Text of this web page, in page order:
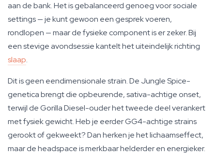
aan de bank. Het is gebalanceerd genoeg voor sociale
settings — je kunt gewoon een gesprek voeren,
rondlopen — maar de fysieke component is er zeker. Bij
een stevige avondsessie kantelt het uiteindelijk richting
slaap.
Dit is geen eendimensionale strain. De Jungle Spice-
genetica brengt die opbeurende, sativa-achtige onset,
terwijl de Gorilla Diesel-ouder het tweede deel verankert
met fysiek gewicht. Heb je eerder GG4-achtige strains
gerookt of gekweekt? Dan herken je het lichaamseffect,
maar de headspace is merkbaar helderder en energieker.